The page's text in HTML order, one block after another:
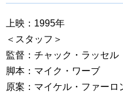
上映：1995年
＜スタッフ＞
監督：チャック・ラッセル
脚本：マイク・ワーブ
原案：マイケル・ファー